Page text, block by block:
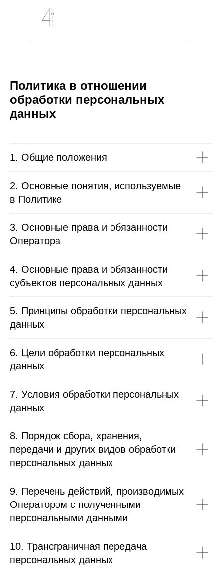
Политика в отношении
обработки персональных
данных
1. Общие положения
2. Основные понятия, используемые
в Политике
3. Основные права и обязанности
Оператора
4. Основные права и обязанности
субъектов персональных данных
5. Принципы обработки персональных
данных
6. Цели обработки персональных
данных
7. Условия обработки персональных
данных
8. Порядок сбора, хранения,
передачи и других видов обработки
персональных данных
9. Перечень действий, производимых
Оператором с полученными
персональными данными
10. Трансграничная передача
персональных данных